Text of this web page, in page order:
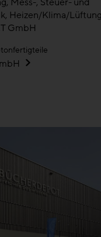
Heizen/Klima/
GmbH